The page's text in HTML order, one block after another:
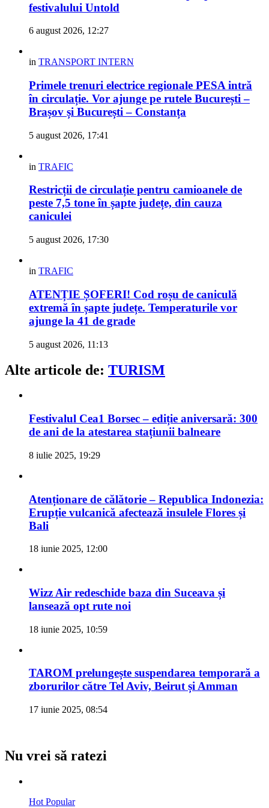
festivalului Untold
6 august 2026, 12:27
in TRANSPORT INTERN
Primele trenuri electrice regionale PESA intră
în circulație. Vor ajunge pe rutele București –
Brașov și București – Constanța
5 august 2026, 17:41
in TRAFIC
Restricții de circulație pentru camioanele de
peste 7,5 tone în șapte județe, din cauza
caniculei
5 august 2026, 17:30
in TRAFIC
ATENȚIE ȘOFERI! Cod roșu de caniculă
extremă în șapte județe. Temperaturile vor
ajunge la 41 de grade
5 august 2026, 11:13
Alte articole de: TURISM
Festivalul Cea1 Borsec – ediție aniversară: 300
de ani de la atestarea stațiunii balneare
8 iulie 2025, 19:29
Atenționare de călătorie – Republica Indonezia:
Erupție vulcanică afectează insulele Flores și
Bali
18 iunie 2025, 12:00
Wizz Air redeschide baza din Suceava și
lansează opt rute noi
18 iunie 2025, 10:59
TAROM prelungește suspendarea temporară a
zborurilor către Tel Aviv, Beirut și Amman
17 iunie 2025, 08:54
Nu vrei să ratezi
Hot Popular